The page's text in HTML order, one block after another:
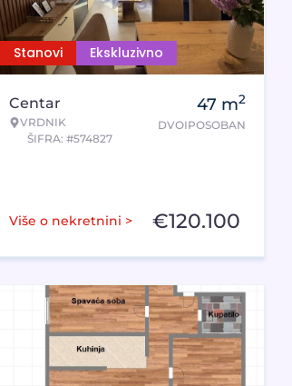
Stanovi Ekskluzivno
Centar
VRDNIK
ŠIFRA: #574827
47 m2
DVOIPOSOBAN
Više o nekretnini > €120.100